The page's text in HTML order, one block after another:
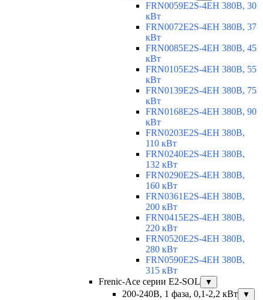
FRN0059E2S-4EH 380В, 30
кВт
FRN0072E2S-4EH 380В, 37
кВт
FRN0085E2S-4EH 380В, 45
кВт
FRN0105E2S-4EH 380В, 55
кВт
FRN0139E2S-4EH 380В, 75
кВт
FRN0168E2S-4EH 380В, 90
кВт
FRN0203E2S-4EH 380В,
110 кВт
FRN0240E2S-4EH 380В,
132 кВт
FRN0290E2S-4EH 380В,
160 кВт
FRN0361E2S-4EH 380В,
200 кВт
FRN0415E2S-4EH 380В,
220 кВт
FRN0520E2S-4EH 380В,
280 кВт
FRN0590E2S-4EH 380В,
315 кВт
Frenic-Ace серии E2-SOL
▼
200-240В, 1 фаза, 0,1-2,2 кВт ▼